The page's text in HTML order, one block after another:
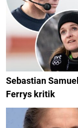
Sebastian
Ferrys kritik